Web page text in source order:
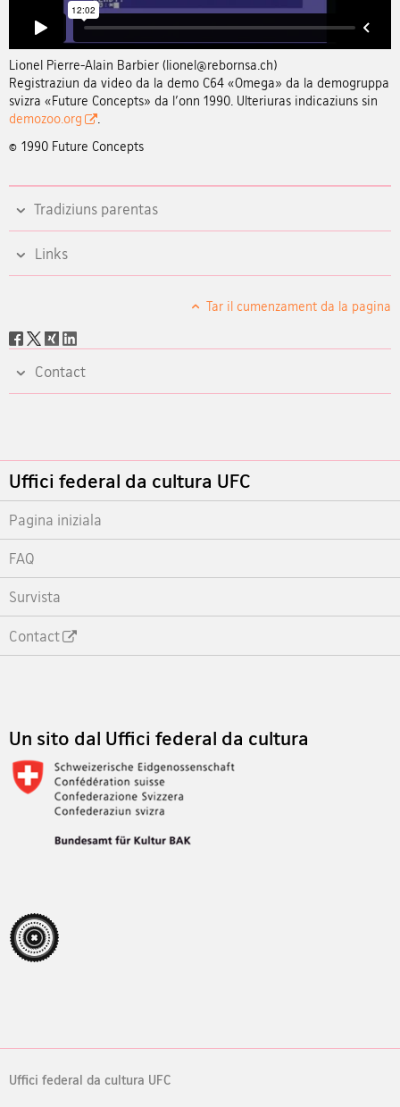
Lionel Pierre-Alain Barbier (lionel@rebornsa.ch)
Registraziun da video da la demo C64 «Omega» da la demogruppa
svizra «Future Concepts» da l'onn 1990. Ulteriuras indicaziuns sin
demozoo.org
© 1990 Future Concepts
Tradiziuns parentas
Links
Tar il cumenzament da la pagina
Social
Contact
Footer
Uffici federal da cultura UFC
Pagina iniziala
FAQ
Survista
Contact
Un sito dal Uffici federal da cultura
Uffici federal da cultura UFC